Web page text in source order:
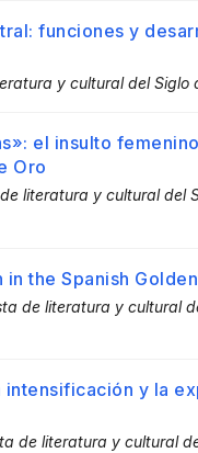
funciones y
y cultural del Siglo
el insulto
Oro
literatura y cultural del
the Spanish
de literatura y cultural
y la
de literatura y cultural